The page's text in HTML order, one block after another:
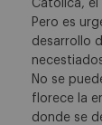
Católica,
Pero es
desarrollo
No se
florece la
donde se